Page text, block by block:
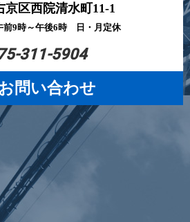
京区西院清水町11-1
前9時～午後6時 日・月定休
311-5904
お問い合わせ